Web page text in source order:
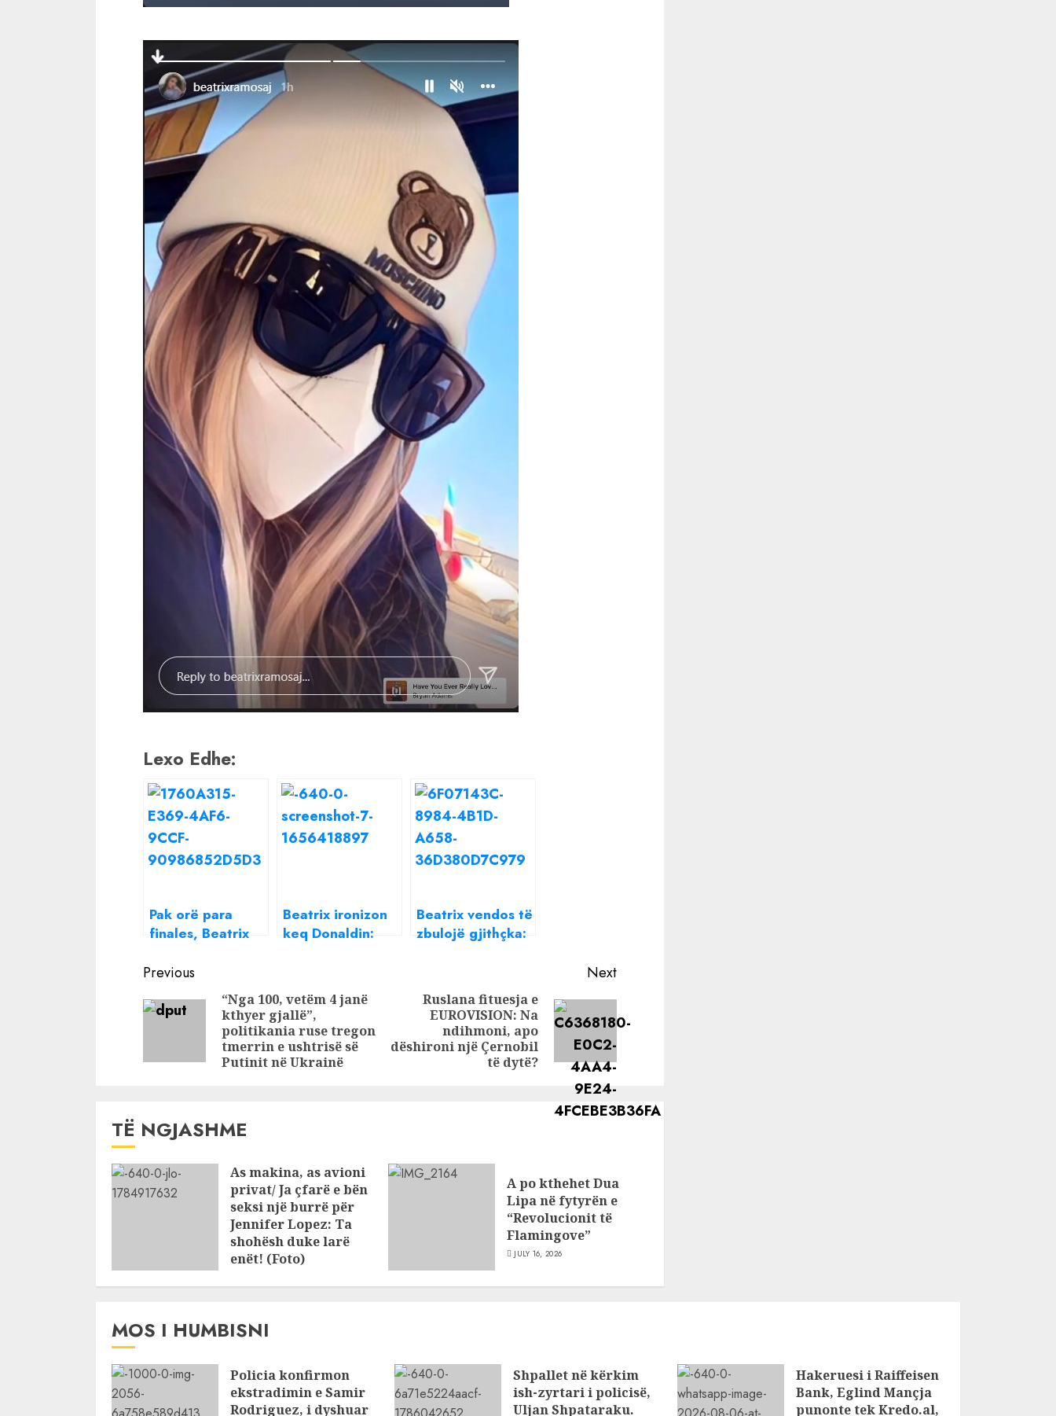
Lexo Edhe:
Pak orë para
finales, Beatrix
për Donaldin
Beatrix ironizon
keq Donaldin:
Beatrix vendos të
zbulojë gjithçka:
VIP
Continue
Reading
Previous
Previous
post:
“Nga 100, vetëm 4 janë
kthyer gjallë”,
politikania ruse tregon
tmerrin e ushtrisë së
Putinit në Ukrainë
Next
post:
Ruslana fituesja e
EUROVISION: Na
ndihmoni, apo
dëshironi një Çernobil
të dytë?
TË NGJASHME
As makina, as avioni
privat/ Ja çfarë e bën
seksi një burrë për
Jennifer Lopez: Ta
shohësh duke larë
enët! (Foto)
A po kthehet Dua
Lipa në fytyrën e
“Revolucionit të
Flamingove”
JULY 16, 2026
MOS I HUMBISNI
Policia konfirmon
ekstradimin e Samir
Rodriguez, i dyshuar
Shpallet në kërkim
ish-zyrtari i policisë,
Uljan Shpataraku.
Hakeruesi i Raiffeisen
Bank, Eglind Mançja
punonte tek Kredo.al,